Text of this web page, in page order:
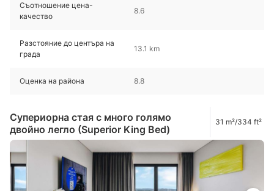
Съотношение цена-
качество
8.6
Разстояние до центъра на
града
13.1 km
Оценка на района 8.8
Супериорна стая с много голямо
двойно легло (Superior King Bed)
31 m²/334 ft²